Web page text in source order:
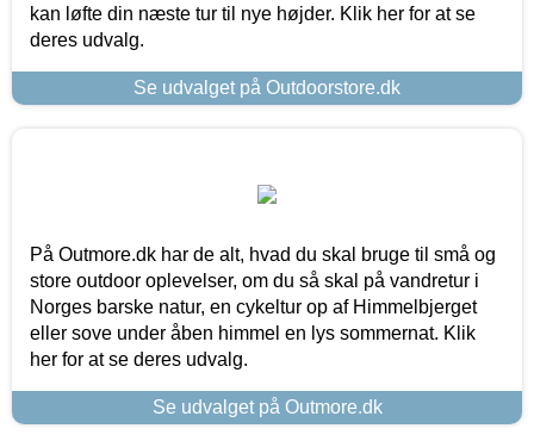
kan løfte din næste tur til nye højder. Klik her for at se
deres udvalg.
Se udvalget på Outdoorstore.dk
På Outmore.dk har de alt, hvad du skal bruge til små og
store outdoor oplevelser, om du så skal på vandretur i
Norges barske natur, en cykeltur op af Himmelbjerget
eller sove under åben himmel en lys sommernat. Klik
her for at se deres udvalg.
Se udvalget på Outmore.dk